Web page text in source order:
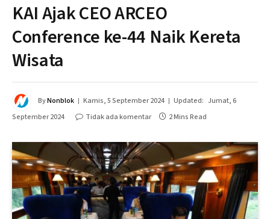
KAI Ajak CEO ARCEO
Conference ke-44 Naik Kereta
Wisata
ByNonblok Kamis, 5 September 2024 Updated: Jumat, 6
September 2024
Tidak ada komentar 2 Mins Read